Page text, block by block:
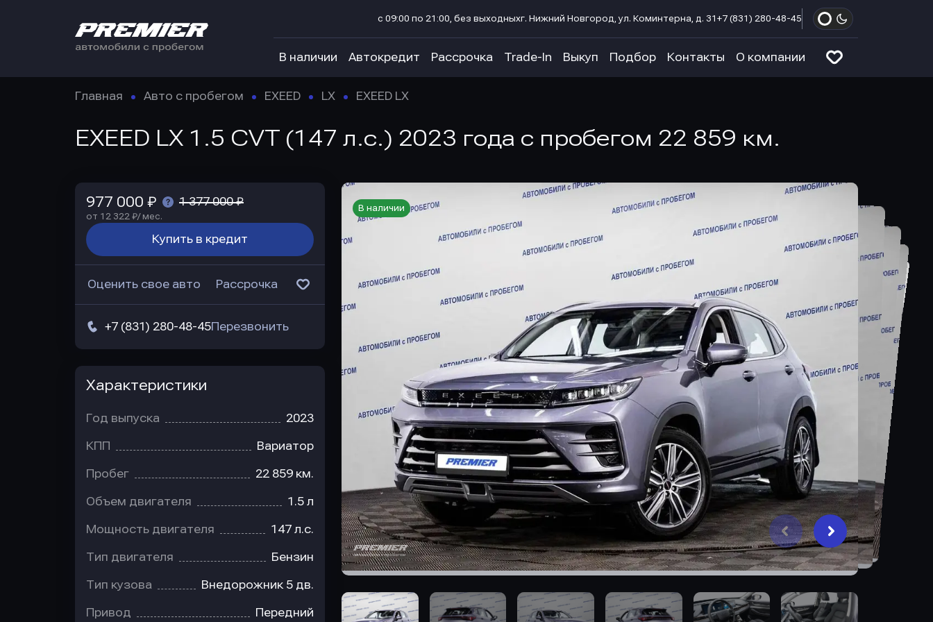
с 09:00 по 21:00, без выходныхг. Нижний Новгород, ул. Коминтерна, д. 31 +7 (831) 280-48-45
В наличии Автокредит Рассрочка Trade-In Выкуп Подбор Контакты О компании
Главная Авто с пробегом EXEED LX EXEED LX
EXEED LX 1.5 CVT (147 л.с.) 2023 года с пробегом 22 859 км.
В наличии
977 000 ₽ 1 377 000 ₽
от 12 322 ₽/ мес.
Купить в кредит
Оценить свое авто Рассрочка
+7 (831) 280-48-45Перезвонить
Характеристики
Год выпуска 2023
КПП Вариатор
Пробег 22 859 км.
Объем двигателя 1.5 л
Мощность двигателя 147 л.с.
Тип двигателя Бензин
Тип кузова Внедорожник 5 дв.
Привод Передний